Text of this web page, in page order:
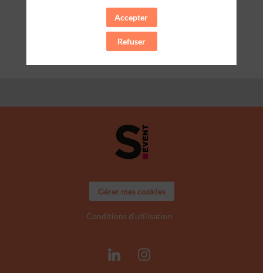
Effacer tous les filtres
Gérer mes cookies
Conditions d'utilisation
Accepter
Refuser